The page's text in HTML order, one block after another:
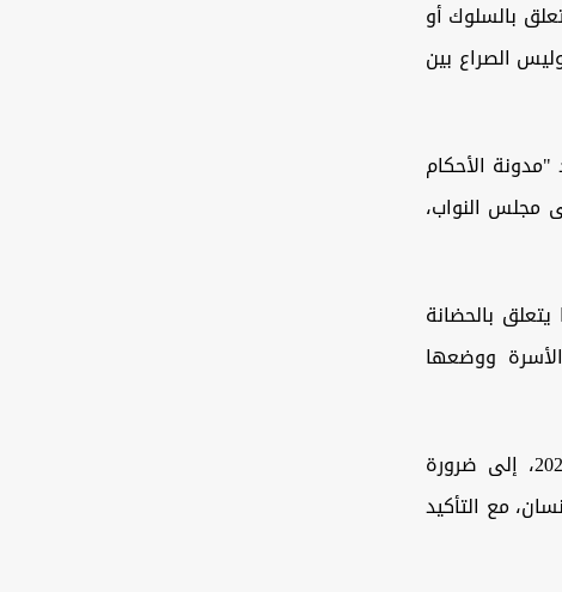
بالسلوك أو
الصراع بين
2025 استكمال إعداد "مدونة الأحكام
مجلس النواب،
بالحضانة
ووضعها
كما دعت منظمات دولية، بينها بعثة الأمم المتحدة في العراق، خلال 2025، إلى ضرورة
مع التأكيد